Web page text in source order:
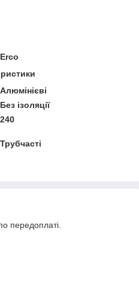
Erco
Алюмінієві
Без ізоляції
240
Трубчасті
передоплаті.